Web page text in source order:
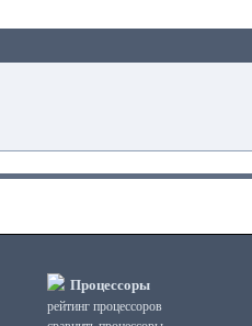
Процессоры
рейтинг процессоров